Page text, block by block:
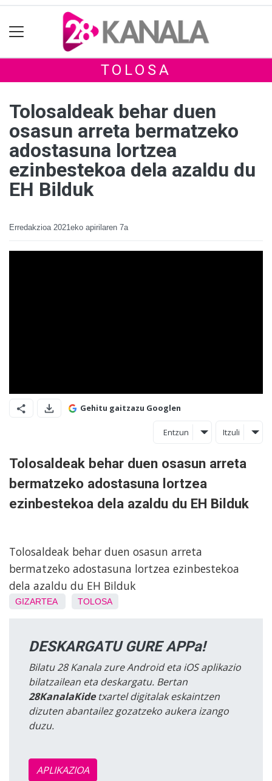
TOLOSA
Tolosaldeak behar duen
osasun arreta bermatzeko
adostasuna lortzea
ezinbestekoa dela azaldu du
EH Bilduk
Erredakzioa 2021eko apirilaren 7a
Gehitu gaitzazu Googlen
Entzun Itzuli
Tolosaldeak behar duen osasun arreta
bermatzeko adostasuna lortzea
ezinbestekoa dela azaldu du EH Bilduk
Tolosaldeak behar duen osasun arreta
bermatzeko adostasuna lortzea ezinbestekoa
dela azaldu du EH Bilduk
GIZARTEA TOLOSA
DESKARGATU GURE APPa!
Bilatu 28 Kanala zure Android eta iOS aplikazio
bilatzailean eta deskargatu. Bertan
28KanalaKidetxartel digitalak eskaintzen
dizuten abantailez gozatzeko aukera izango
duzu.
APLIKAZIOA